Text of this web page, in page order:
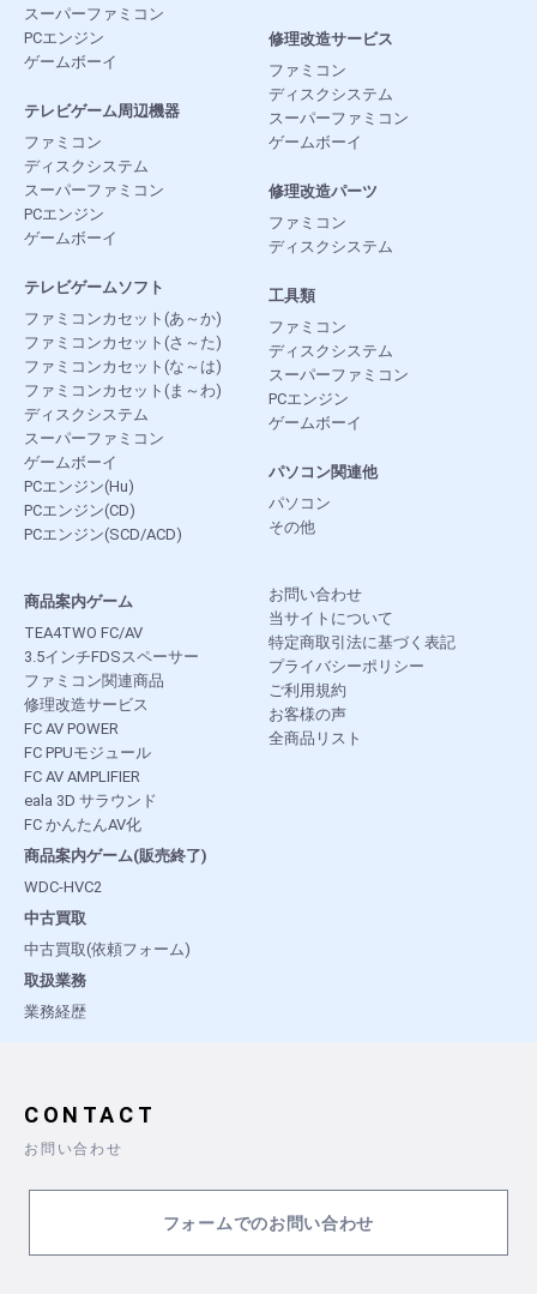
スーパーファミコン
PCエンジン
ゲームボーイ
テレビゲーム周辺機器
ファミコン
ディスクシステム
スーパーファミコン
PCエンジン
ゲームボーイ
テレビゲームソフト
ファミコンカセット(あ～か)
ファミコンカセット(さ～た)
ファミコンカセット(な～は)
ファミコンカセット(ま～わ)
ディスクシステム
スーパーファミコン
ゲームボーイ
PCエンジン(Hu)
PCエンジン(CD)
PCエンジン(SCD/ACD)
修理改造サービス
ファミコン
ディスクシステム
スーパーファミコン
ゲームボーイ
修理改造パーツ
ファミコン
ディスクシステム
工具類
ファミコン
ディスクシステム
スーパーファミコン
PCエンジン
ゲームボーイ
パソコン関連他
パソコン
その他
商品案内ゲーム
TEA4TWO FC/AV
3.5インチFDSスペーサー
ファミコン関連商品
修理改造サービス
FC AV POWER
FC PPUモジュール
FC AV AMPLIFIER
eala 3D サラウンド
FC かんたんAV化
商品案内ゲーム(販売終了)
WDC-HVC2
中古買取
中古買取(依頼フォーム)
取扱業務
業務経歴
お問い合わせ
当サイトについて
特定商取引法に基づく表記
プライバシーポリシー
ご利用規約
お客様の声
全商品リスト
CONTACT
お問い合わせ
フォームでのお問い合わせ